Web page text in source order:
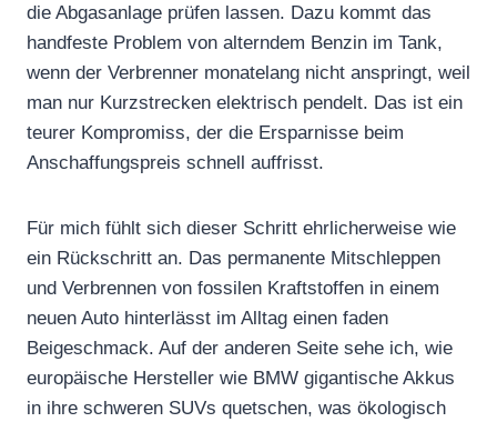
die Abgasanlage prüfen lassen. Dazu kommt das
handfeste Problem von alterndem Benzin im Tank,
wenn der Verbrenner monatelang nicht anspringt, weil
man nur Kurzstrecken elektrisch pendelt. Das ist ein
teurer Kompromiss, der die Ersparnisse beim
Anschaffungspreis schnell auffrisst.
Für mich fühlt sich dieser Schritt ehrlicherweise wie
ein Rückschritt an. Das permanente Mitschleppen
und Verbrennen von fossilen Kraftstoffen in einem
neuen Auto hinterlässt im Alltag einen faden
Beigeschmack. Auf der anderen Seite sehe ich, wie
europäische Hersteller wie BMW gigantische Akkus
in ihre schweren SUVs quetschen, was ökologisch